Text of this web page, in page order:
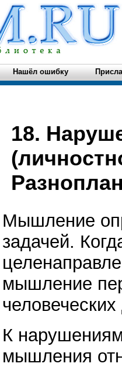
Нашёл ошибку
18.
Мышление
задачей.
мышление
К
мышления